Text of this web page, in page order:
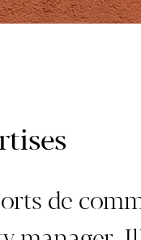
de